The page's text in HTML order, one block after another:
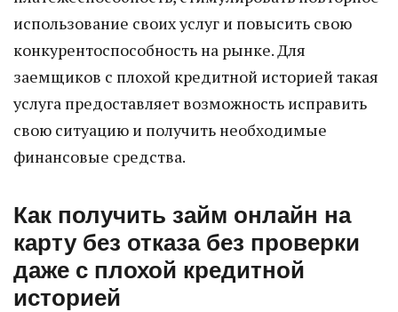
использование своих услуг и повысить свою
конкурентоспособность на рынке. Для
заемщиков с плохой кредитной историей такая
услуга предоставляет возможность исправить
свою ситуацию и получить необходимые
финансовые средства.
Как получить займ онлайн на
карту без отказа без проверки
даже с плохой кредитной
историей